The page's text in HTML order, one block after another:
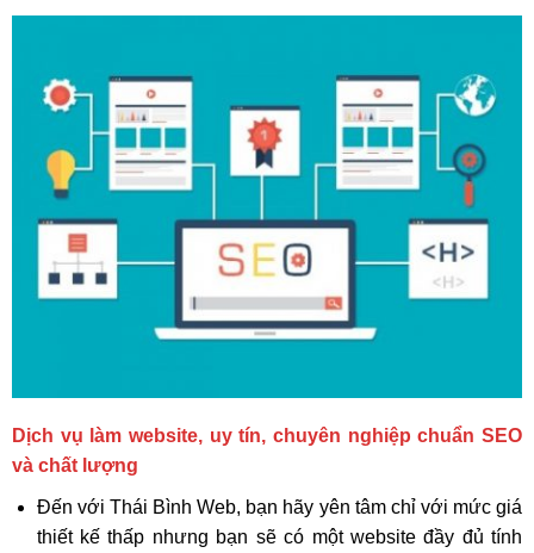
Dịch vụ làm website, uy tín, chuyên nghiệp chuẩn SEO
và chất lượng
Đến với Thái Bình Web, bạn hãy yên tâm chỉ với mức giá
thiết kế thấp nhưng bạn sẽ có một website đầy đủ tính